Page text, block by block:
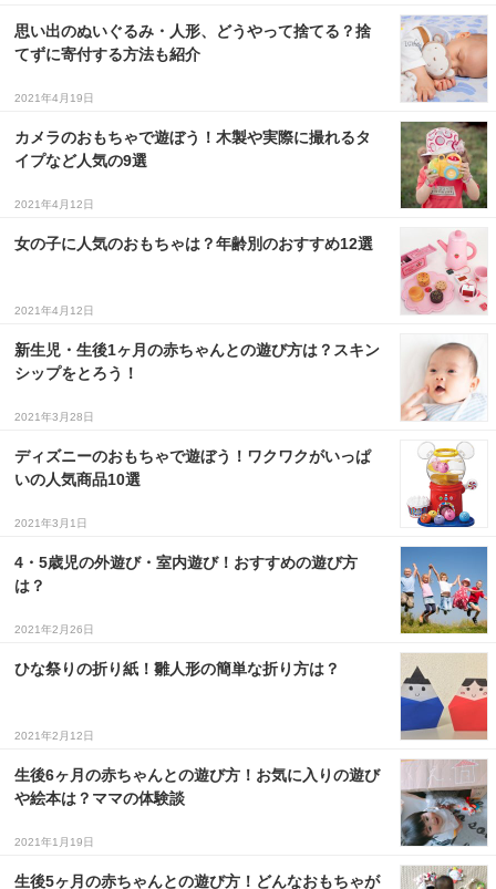
思い出のぬいぐるみ・人形、どうやって捨てる？捨
てずに寄付する方法も紹介
2021年4月19日
カメラのおもちゃで遊ぼう！木製や実際に撮れるタ
イプなど人気の9選
2021年4月12日
女の子に人気のおもちゃは？年齢別のおすすめ12選
2021年4月12日
新生児・生後1ヶ月の赤ちゃんとの遊び方は？スキン
シップをとろう！
2021年3月28日
ディズニーのおもちゃで遊ぼう！ワクワクがいっぱ
いの人気商品10選
2021年3月1日
4・5歳児の外遊び・室内遊び！おすすめの遊び方
は？
2021年2月26日
ひな祭りの折り紙！雛人形の簡単な折り方は？
2021年2月12日
生後6ヶ月の赤ちゃんとの遊び方！お気に入りの遊び
や絵本は？ママの体験談
2021年1月19日
生後5ヶ月の赤ちゃんとの遊び方！どんなおもちゃが